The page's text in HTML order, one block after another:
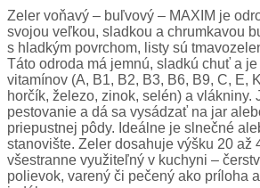
Zeler voňavý – buľvový – MAXIM je
svojou veľkou, sladkou a chrumkavou
s hladkým povrchom, listy sú
Táto odroda má jemnú, sladkú chuť a
vitamínov (A, B1, B2, B3, B6, B9, C, E,
horčík, železo, zinok, selén) a vlákniny.
pestovanie a dá sa vysádzať na jar
priepustnej pôdy. Ideálne je slnečné
stanovište. Zeler dosahuje výšku 20 až
všestranne využiteľný v kuchyni –
polievok, varený či pečený ako príloha